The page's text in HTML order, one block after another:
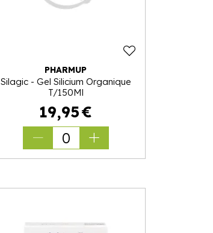
PHARMUP
Silagic - Gel Silicium Organique
T/150Ml
19,95€
0